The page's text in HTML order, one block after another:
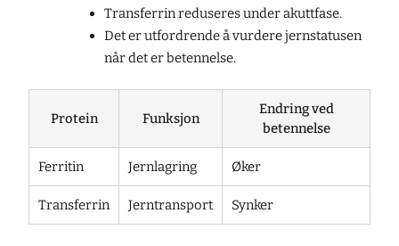
Transferrin reduseres under akuttfase.
Det er utfordrende å vurdere jernstatusen
når det er betennelse.
Protein Funksjon
Endring ved
betennelse
Ferritin Jernlagring Øker
Transferrin Jerntransport Synker